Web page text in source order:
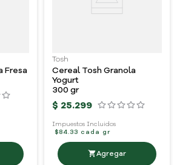
Fresa
Tosh
Cereal Tosh Granola
Yogurt
300 gr
$ 25.299
Impuestos Incluidos
$84.33 cada gr